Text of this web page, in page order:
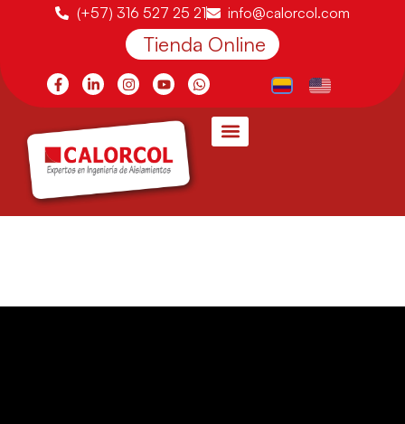
(+57) 316 527 25 21 info@calorcol.com
Tienda Online